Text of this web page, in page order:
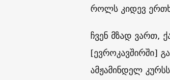
როლს კიდევ
ჩვენ მზად ვართ,
[ევროკავშირში]
ამჟამინდელ